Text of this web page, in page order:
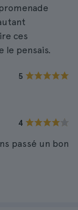
ces
le pensais.
5
4
passé un bon